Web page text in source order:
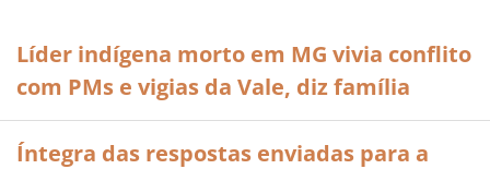
Líder indígena morto em MG vivia conflito
com PMs e vigias da Vale, diz família
Íntegra das respostas enviadas para a